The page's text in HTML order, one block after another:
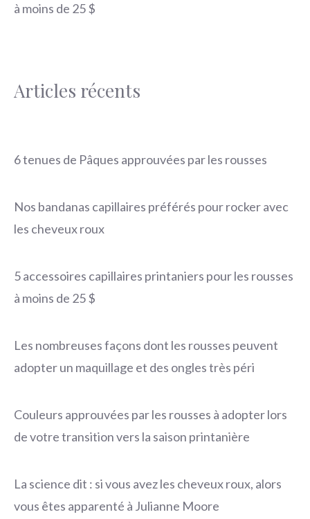
à moins de 25 $
Articles récents
6 tenues de Pâques approuvées par les rousses
Nos bandanas capillaires préférés pour rocker avec
les cheveux roux
5 accessoires capillaires printaniers pour les rousses
à moins de 25 $
Les nombreuses façons dont les rousses peuvent
adopter un maquillage et des ongles très péri
Couleurs approuvées par les rousses à adopter lors
de votre transition vers la saison printanière
La science dit : si vous avez les cheveux roux, alors
vous êtes apparenté à Julianne Moore